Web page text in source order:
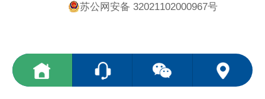
苏公网安备 32021102000967号